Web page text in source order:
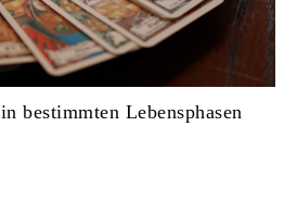
bestimmten Lebensphasen